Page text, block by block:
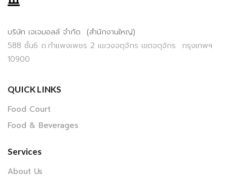
บริษัท เจเจมอลล์ จำกัด (สำนักงานใหญ่)
588 ชั้น6 ถ.กำแพงเพชร 2 แขวงจตุจักร เขตจตุจักร กรุงเทพฯ
10900
QUICK LINKS
Food Court
Food & Beverages
Services
About Us